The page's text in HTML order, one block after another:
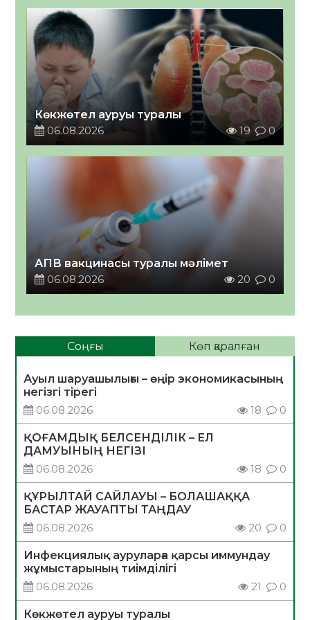
Көкжөтел ауруы туралы
06.08.2026
19 0
АПВ вакцинасы туралы мәлімет
06.08.2026
20 0
Соңғы Көп қаралған
Ауыл шаруашылығы – өңір экономикасының
негізгі тірегі
06.08.2026
18 0
ҚОҒАМДЫҚ БЕЛСЕНДІЛІК – ЕЛ
ДАМУЫНЫҢ НЕГІЗІ
06.08.2026
18 0
ҚҰРЫЛТАЙ САЙЛАУЫ – БОЛАШАҚҚА
БАСТАР ЖАУАПТЫ ТАҢДАУ
06.08.2026
20 0
Инфекциялық ауруларға қарсы иммундау
жұмыстарының тиімділігі
06.08.2026
21 0
Көкжөтел ауруы туралы